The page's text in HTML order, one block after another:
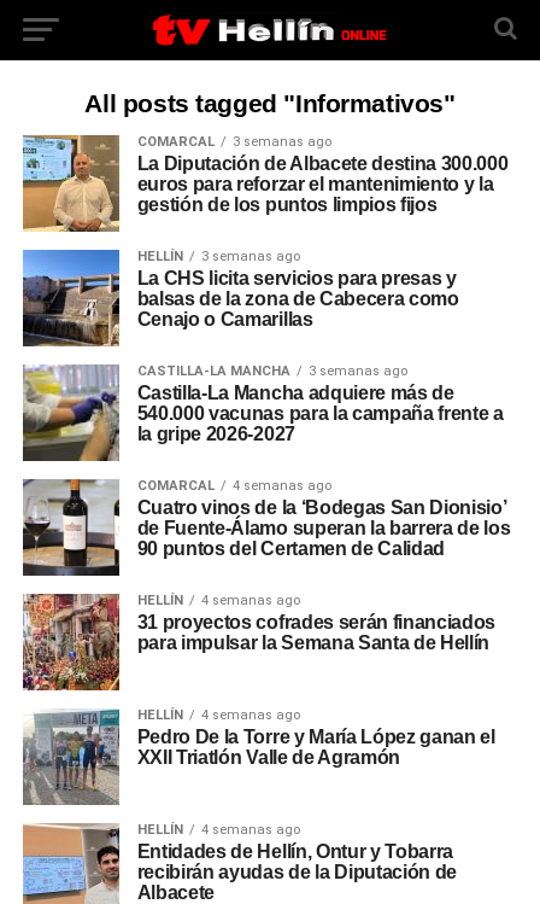
All posts tagged "Informativos"
COMARCAL 3 semanas ago
La Diputación de Albacete destina 300.000
euros para reforzar el mantenimiento y la
gestión de los puntos limpios fijos
HELLÍN 3 semanas ago
La CHS licita servicios para presas y
balsas de la zona de Cabecera como
Cenajo o Camarillas
CASTILLA-LA MANCHA 3 semanas ago
Castilla-La Mancha adquiere más de
540.000 vacunas para la campaña frente a
la gripe 2026-2027
COMARCAL 4 semanas ago
Cuatro vinos de la ‘Bodegas San Dionisio’
de Fuente-Álamo superan la barrera de los
90 puntos del Certamen de Calidad
HELLÍN 4 semanas ago
31 proyectos cofrades serán financiados
para impulsar la Semana Santa de Hellín
HELLÍN 4 semanas ago
Pedro De la Torre y María López ganan el
XXII Triatlón Valle de Agramón
HELLÍN 4 semanas ago
Entidades de Hellín, Ontur y Tobarra
recibirán ayudas de la Diputación de
Albacete